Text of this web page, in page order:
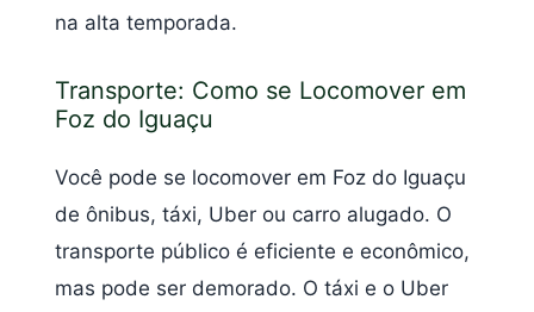
na alta temporada.
Transporte: Como se Locomover em
Foz do Iguaçu
Você pode se locomover em Foz do Iguaçu
de ônibus, táxi, Uber ou carro alugado. O
transporte público é eficiente e econômico,
mas pode ser demorado. O táxi e o Uber